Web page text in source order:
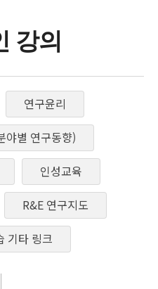
강의
연구윤리
야별 연구동향)
인성교육
R&E 연구지도
기타 링크